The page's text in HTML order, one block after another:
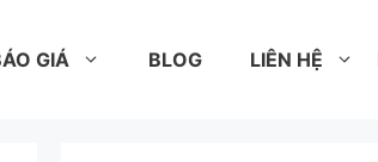
GIÁ BLOG LIÊN HỆ